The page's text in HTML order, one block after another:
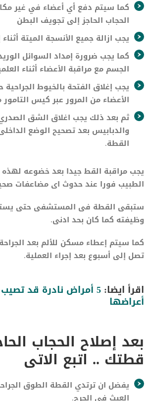
كما سيتم دفع أي أعضاء في غير
الحجاب الحاجز إلى تجويف البطن
يجب ازالة جميع الأنسجة الميتة
كما يجب ضرورة إمداد السوائل
الجسم مع مراقبة الأعضاء أثناء
يجب إغلاق الفتحة بالخيوط
الأعضاء من المرور عبر كيس التامور
ثم بعد ذلك يجب اغلاق الشق
والدبابيس بعد تصحيح الوضع
القطة.
يجب مراقبة القط جيدا بعد خضوعه لهذه
الطبيب فورا عند حدوث اى مضاعفات
ستبقى القطة فى المستشفى حتى
وظيفته كما كان بحد ادنى.
كما سيتم إعطاء مسكن للألم بعد
تصل إلى أسبوع بعد إجراء العملية.
اقرأ ايضا: 5 أمراض نادرة قد
أعراضها
بعد إصلاح الحجاب
قطتك .. اتبع الاتى
يفضل ان ترتدي القطة الطوق
العبث فى الجرح.